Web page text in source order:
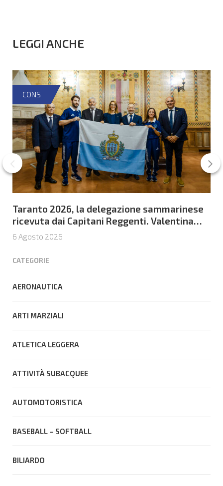
LEGGI ANCHE
CONS
Taranto 2026, la delegazione sammarinese
ricevuta dai Capitani Reggenti. Valentina
Venerucci e Jacopo Frisoni i due
portabandiera
6 Agosto 2026
CATEGORIE
AERONAUTICA
ARTI MARZIALI
ATLETICA LEGGERA
ATTIVITÀ SUBACQUEE
AUTOMOTORISTICA
BASEBALL – SOFTBALL
BILIARDO